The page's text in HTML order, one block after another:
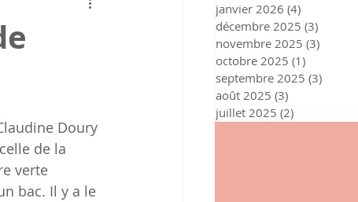
de la
verte
bac. Il y a le
janvier 2026 (4)
décembre 2025 (3)
novembre 2025 (3)
octobre 2025 (1)
septembre 2025 (3)
août 2025 (3)
juillet 2025 (2)